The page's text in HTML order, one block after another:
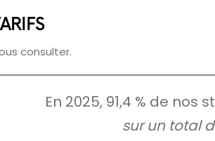
consulter.
En 2025, 91,4 % de
sur un total